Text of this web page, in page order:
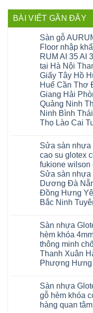
BÀI VIẾT GẦN ĐÂY
Sàn gỗ
Floor nhập
RUM AI 35 AI
tại Hà Nội
Giấy Tây Hồ
Huế Cần Thơ
Giang Hải
Quảng Ninh
Ninh Bình
Thọ Lào Cai
bình
luận
ở
Sàn
gỗ
AURUM
Floor
Báo
giá
Sàn
Floor
nhập
khẩu
Malaysia
14
AI
RUM
AI
35
AI
Sửa sàn nhựa
cao su glotex
fukione wilson
Sửa sàn nhựa
Dương Đà
Đồng Hưng
Bắc Ninh
bình
luận
ở
Sửa
sàn
nhựa
giả
khóa
4mm
6mm
đế
cao
Sàn nhựa
hèm khóa
thông minh
Thanh Xuân
Phượng Hưng
bình
luận
ở
Sàn
Sàn nhựa
gỗ hèm khóa
hàng quan tâm